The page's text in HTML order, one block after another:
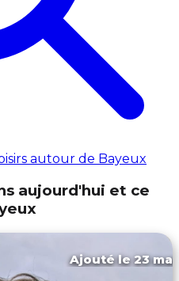
autour de Bayeux
aujourd'hui et ce
Ajouté le 23